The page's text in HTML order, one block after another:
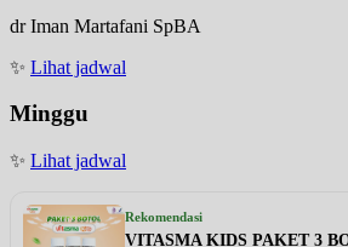
dr Iman Martafani SpBA
✨ Lihat jadwal
Minggu
✨ Lihat jadwal
Rekomendasi
VITASMA KIDS PAKET 3